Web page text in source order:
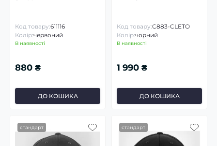
Код товару:611116
Колір:червоний
В наявності
880 ₴
ДО КОШИКА
Код товару:C883-CLETO
Колір:чорний
В наявності
1 990 ₴
ДО КОШИКА
стандарт стандарт